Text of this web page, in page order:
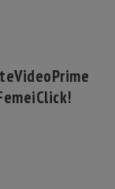
VideoPrime
Click!